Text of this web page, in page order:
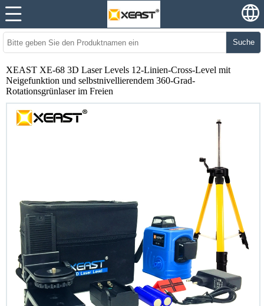
Suche
XEAST XE-68 3D Laser Levels 12-Linien-Cross-Level mit
Neigefunktion und selbstnivellierendem 360-Grad-
Rotationsgrünlaser im Freien